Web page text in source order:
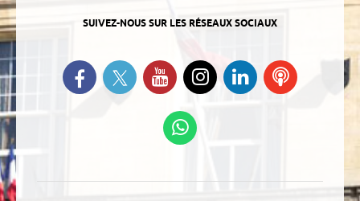
SUIVEZ-NOUS SUR LES RÉSEAUX SOCIAUX
Retrouvez-nous sur Facebook
Suivez-nous sur Twitter
Suivez-nous sur YouTube
Suivez-nous sur
Instagram
Retrouvez-
nous sur
Ecoutez